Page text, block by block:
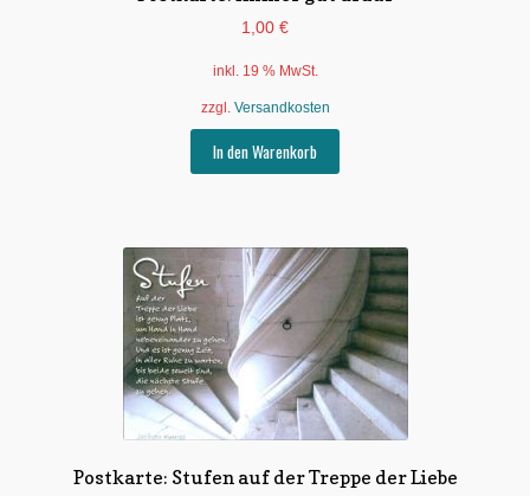
1,00 €
inkl. 19 % MwSt.
zzgl. Versandkosten
In den Warenkorb
Postkarte: Stufen auf der Treppe der Liebe